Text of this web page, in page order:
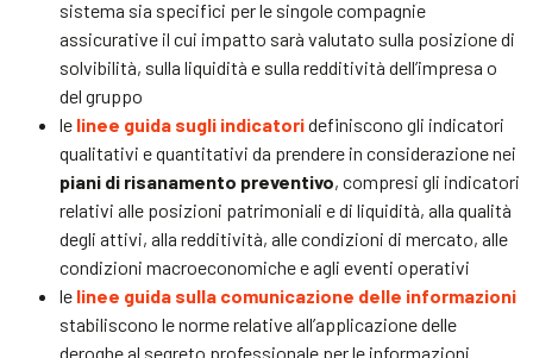
sistema sia specifici per le singole compagnie
assicurative il cui impatto sarà valutato sulla posizione di
solvibilità, sulla liquidità e sulla redditività dell’impresa o
del gruppo
le linee guida sugli indicatoridefiniscono gli indicatori
qualitativi e quantitativi da prendere in considerazione nei
piani di risanamento preventivo, compresi gli indicatori
relativi alle posizioni patrimoniali e di liquidità, alla qualità
degli attivi, alla redditività, alle condizioni di mercato, alle
condizioni macroeconomiche e agli eventi operativi
le linee guida sulla comunicazione delle informazioni
stabiliscono le norme relative all’applicazione delle
deroghe al segreto professionale per le informazioni